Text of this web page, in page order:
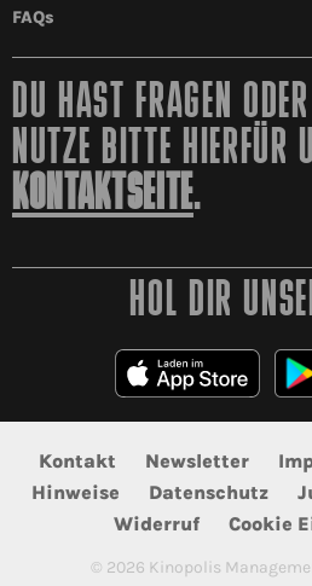
FAQs
DU HAST FRAGEN
NUTZE BITTE HIERFÜR
KONTAKTSEITE.
HOL DIR
Kontakt Newsletter
Hinweise
Datenschutz
Widerruf
Cookie
© 2026 Kinopolis